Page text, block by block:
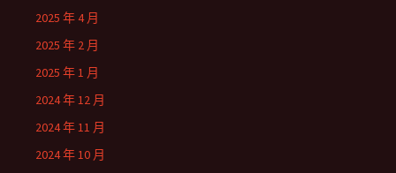
2025 年 4 月
2025 年 2 月
2025 年 1 月
2024 年 12 月
2024 年 11 月
2024 年 10 月